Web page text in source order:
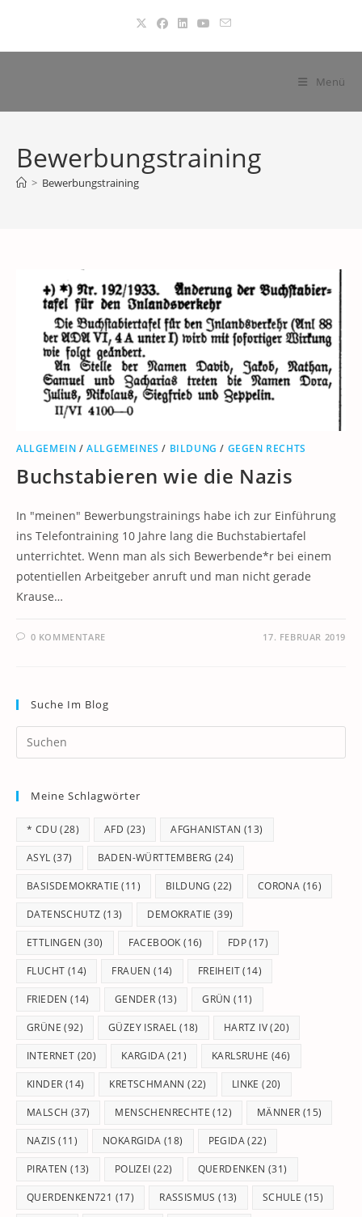
springen
Menü
Bewerbungstraining
> Bewerbungstraining
ALLGEMEIN /ALLGEMEINES / BILDUNG / GEGEN RECHTS
Buchstabieren wie die Nazis
In "meinen" Bewerbungstrainings habe ich zur Einführung
ins Telefontraining 10 Jahre lang die Buchstabiertafel
unterrichtet. Wenn man als sich Bewerbende*r bei einem
potentiellen Arbeitgeber anruft und man nicht gerade
Krause…
0 KOMMENTARE 17. FEBRUAR 2019
Suche Im Blog
Meine Schlagwörter
* CDU (28) AFD (23) AFGHANISTAN (13)
ASYL (37) BADEN-WÜRTTEMBERG (24)
BASISDEMOKRATIE (11) BILDUNG (22) CORONA (16)
DATENSCHUTZ (13) DEMOKRATIE (39)
ETTLINGEN (30) FACEBOOK (16) FDP(17)
FLUCHT (14) FRAUEN (14) FREIHEIT(14)
FRIEDEN (14) GENDER (13) GRÜN (11)
GRÜNE (92) GÜZEY ISRAEL (18) HARTZ IV(20)
INTERNET (20) KARGIDA(21) KARLSRUHE (46)
KINDER (14) KRETSCHMANN (22) LINKE (20)
MALSCH (37) MENSCHENRECHTE (12) MÄNNER (15)
NAZIS (11) NOKARGIDA (18) PEGIDA(22)
PIRATEN (13) POLIZEI (22) QUERDENKEN (31)
QUERDENKEN721 (17) RASSISMUS (13) SCHULE (15)